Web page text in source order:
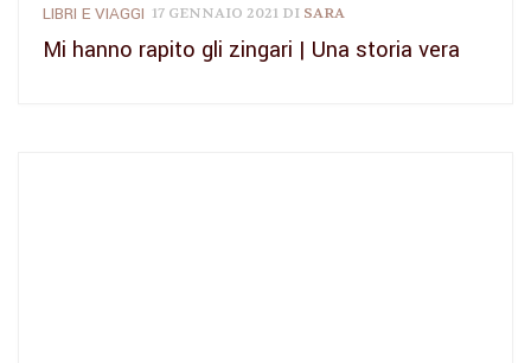
LIBRI E VIAGGI 17 GENNAIO 2021 DI SARA
Mi hanno rapito gli zingari | Una storia vera